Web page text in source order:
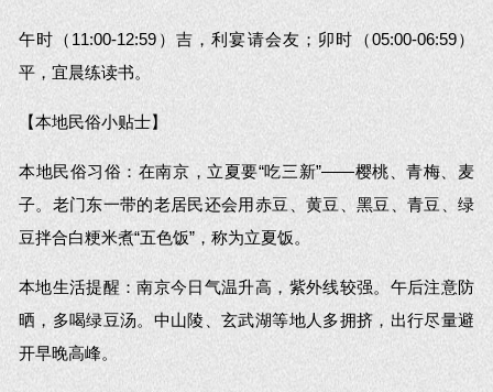
午时（11:00-12:59）吉，利宴请会友；卯时（05:00-06:59）
平，宜晨练读书。
【本地民俗小贴士】
本地民俗习俗：在南京，立夏要“吃三新”——樱桃、青梅、麦
子。老门东一带的老居民还会用赤豆、黄豆、黑豆、青豆、绿
豆拌合白粳米煮“五色饭”，称为立夏饭。
本地生活提醒：南京今日气温升高，紫外线较强。午后注意防
晒，多喝绿豆汤。中山陵、玄武湖等地人多拥挤，出行尽量避
开早晚高峰。